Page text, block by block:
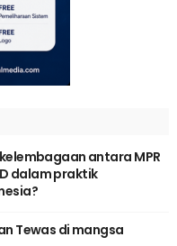
antara MPR
dalam praktik
Tewas di mangsa